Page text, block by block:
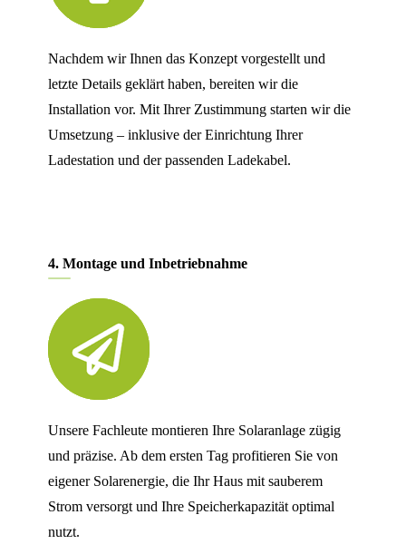
Nachdem wir Ihnen das Konzept vorgestellt und
letzte Details geklärt haben, bereiten wir die
Installation vor. Mit Ihrer Zustimmung starten wir die
Umsetzung – inklusive der Einrichtung Ihrer
Ladestation und der passenden Ladekabel.
4. Montage und Inbetriebnahme
Unsere Fachleute montieren Ihre Solaranlage zügig
und präzise. Ab dem ersten Tag profitieren Sie von
eigener Solarenergie, die Ihr Haus mit sauberem
Strom versorgt und Ihre Speicherkapazität optimal
nutzt.